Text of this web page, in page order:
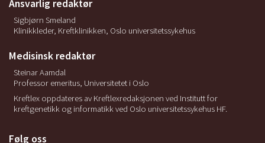
Ansvarlig redaktør
Sigbjørn Smeland
Klinikkleder, Kreftklinikken, Oslo universitetssykehus
Medisinsk redaktør
Steinar Aamdal
Professor emeritus, Universitetet i Oslo
Kreftlex oppdateres av Kreftlexredaksjonen ved Institutt for
kreftgenetikk og informatikk ved Oslo universitetssykehus HF.
Følg oss